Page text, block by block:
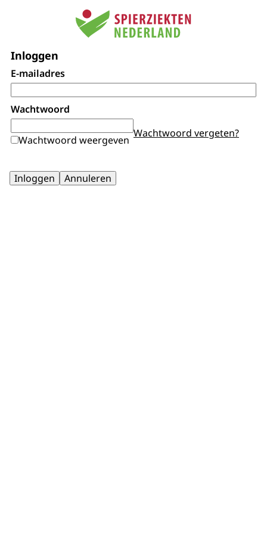
Inloggen
E-mailadres
Wachtwoord
Wachtwoord weergeven
Wachtwoord vergeten?
Inloggen Annuleren